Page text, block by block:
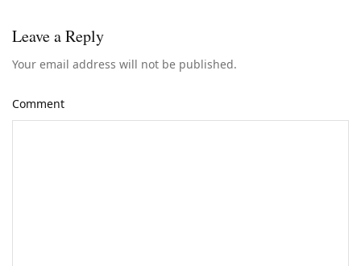
Leave a Reply
Your email address will not be published.
Comment